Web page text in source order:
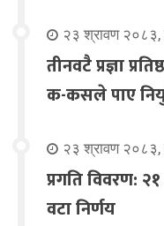
२३ श्रावण २०८३,
तीनवटै प्रज्ञा
क-कसले पाए
२३ श्रावण २०८३,
प्रगति विवरण:
वटा निर्णय